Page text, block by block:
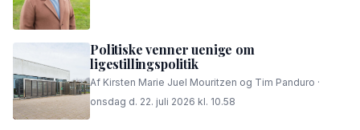
Politiske venner uenige om
ligestillingspolitik
Af Kirsten Marie Juel Mouritzen og Tim Panduro ·
onsdag d. 22. juli 2026 kl. 10.58